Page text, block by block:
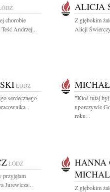
chorobie
Andrzej...
ALICJA
Z głębokim
Alicji
ŁÓDŹ
serdecznego
"Ktoś tutaj
uporczywie
roku...
ŁÓDŹ
przyjęłam
Jurewicza...
HANNA
Z głębokim